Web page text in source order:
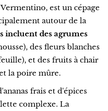
est un cépage
autour de la
incluent des agrumes
des fleurs blanches
et des fruits à chair
la poire mûre.
frais et d'épices
complexe. La